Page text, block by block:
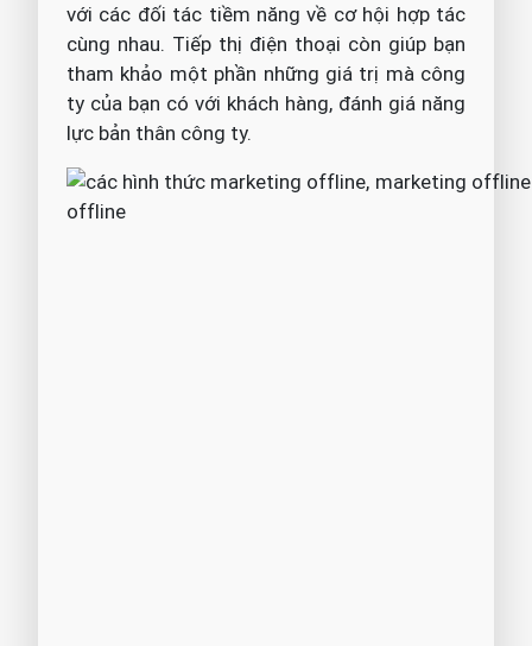
với các đối tác tiềm năng về cơ hội hợp tác
cùng nhau. Tiếp thị điện thoại còn giúp bạn
tham khảo một phần những giá trị mà công
ty của bạn có với khách hàng, đánh giá năng
lực bản thân công ty.